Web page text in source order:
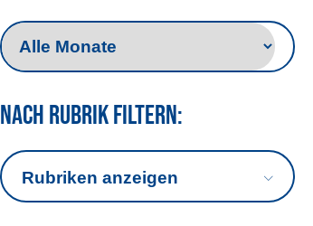
Nach Rubrik filtern:
Rubriken anzeigen